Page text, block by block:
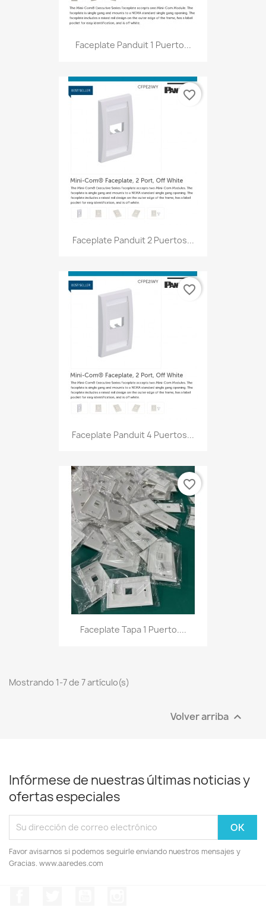
Faceplate Panduit 1 Puerto...
Faceplate Panduit 2 Puertos...
favorite_border
Faceplate Panduit 4 Puertos...
favorite_border
Faceplate Tapa 1 Puerto....
favorite_border
Mostrando 1-7 de 7 artículo(s)
Volver arriba 
Infórmese de nuestras últimas noticias y
ofertas especiales
Favor avisarnos si podemos seguirle enviando nuestros mensajes y
Gracias. www.aaredes.com